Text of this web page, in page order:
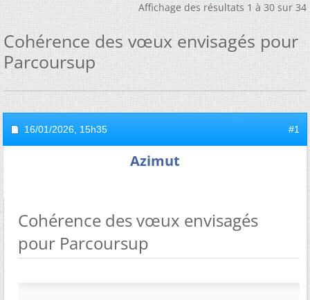
Affichage des résultats 1 à 30 sur 34
Cohérence des vœux envisagés pour
Parcoursup
16/01/2026, 15h35 #1
Azimut
Cohérence des vœux envisagés
pour Parcoursup